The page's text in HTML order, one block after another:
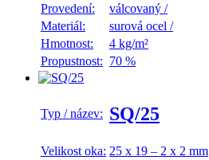
Provedení:
válcovaný /
Materiál:
surová ocel /
Hmotnost:
4 kg/m²
Propustnost: 70 %
Typ / název: SQ/25
Velikost oka: 25 x 19 – 2 x 2 mm